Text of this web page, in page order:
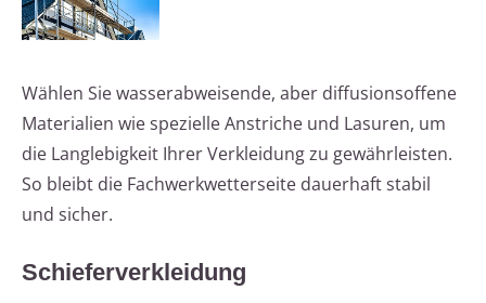
Wählen Sie wasserabweisende, aber diffusionsoffene
Materialien wie spezielle Anstriche und Lasuren, um
die Langlebigkeit Ihrer Verkleidung zu gewährleisten.
So bleibt die Fachwerkwetterseite dauerhaft stabil
und sicher.
Schieferverkleidung